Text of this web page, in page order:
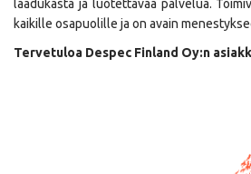
laadukasta ja luotettavaa palvelua.
kaikille osapuolille ja on avain
Tervetuloa Despec Finland Oy:n